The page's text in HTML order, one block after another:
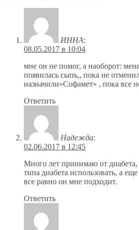
ИННА:
08.05.2017 в 10:04
мне он не помог, а наоборот:
появилась сыпь,, пока не
назначили»Софамет» , пока все
Ответить
Надежда:
02.06.2017 в 12:45
Много лет принимаю от
типа диабета использовать, а
все равно он мне подходит.
Ответить